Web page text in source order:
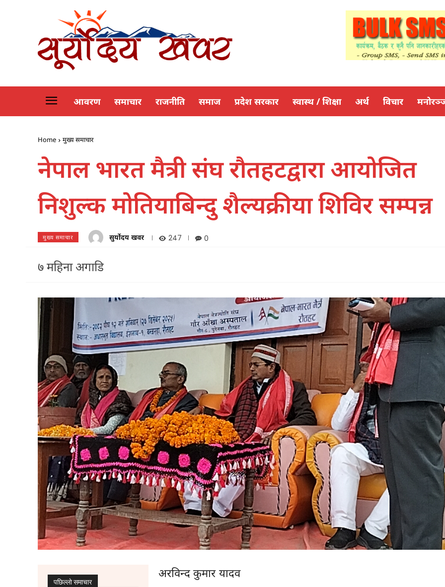
आवरण समाचार राजनीति समाज प्रदेश सरकार स्वास्थ / शिक्षा अर्थ विचार
Home मुख्य समाचार
नेपाल भारत मैत्री संघ रौतहटद्वारा आयोजित
निशुल्क मोतियाबिन्दु शैल्यक्रीया शिविर सम्पन्न
मुख्य समाचार सुर्योदय खवर 247 0
७ महिना अगाडि
पछिल्लाे समाचार
अरविन्द कुमार यादव